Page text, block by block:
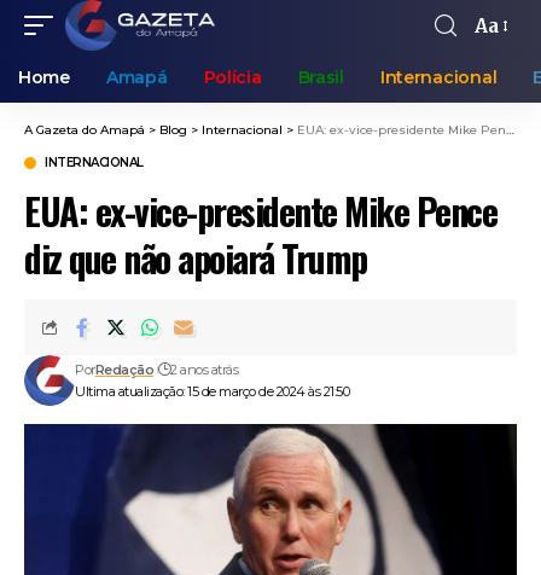
Aa
Home Amapá Polícia Brasil Internacional
A Gazeta do Amapá > Blog > Internacional > EUA: ex-vice-presidente Mike Pence diz que não apoiará Trump
INTERNACIONAL
EUA: ex-vice-presidente Mike Pence
diz que não apoiará Trump
Ultima atualização: 15 de março de 2024 às 21:50
PorRedação 2 anos atrás